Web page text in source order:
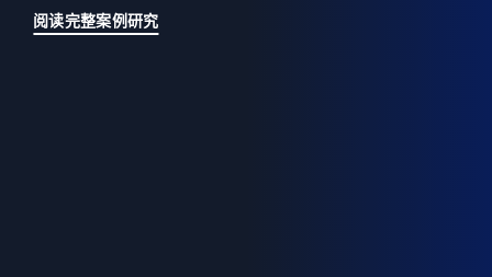
阅读完整案例研究